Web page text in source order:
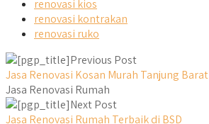
renovasi kios
renovasi kontrakan
renovasi ruko
Previous Post
Jasa Renovasi Kosan Murah Tanjung Barat
Jasa Renovasi Rumah
Next Post
Jasa Renovasi Rumah Terbaik di BSD